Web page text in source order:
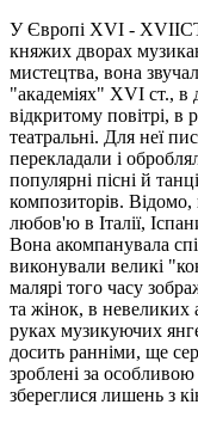
У Європі XVI -
княжих дворах
мистецтва, вона
"академіях" XVI ст., в
відкритому повітрі, в
театральні. Для неї
перекладали і
популярні пісні й
композиторів.
любов'ю в Iталії,
Вона акомпанувала
виконували великі
малярі того часу
та жінок, в невеликих
руках музикуючих
досить ранніми, ще
зроблені за
збереглися лишень з